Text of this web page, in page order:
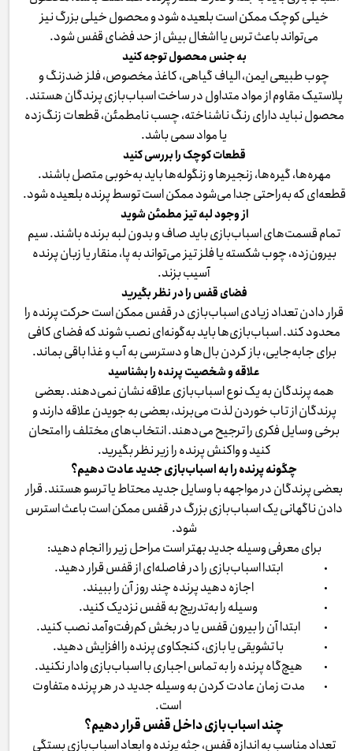
خیلی کوچک ممکن است بلعیده شود و محصول خیلی بزرگ نیز
می‌تواند باعث ترس یا اشغال بیش از حد فضای قفس شود.
به جنس محصول توجه کنید
چوب طبیعی ایمن، الیاف گیاهی، کاغذ مخصوص، فلز ضدزنگ و
پلاستیک مقاوم از مواد متداول در ساخت اسباب‌بازی پرندگان هستند.
محصول نباید دارای رنگ ناشناخته، چسب نامطمئن، قطعات زنگ‌زده
یا مواد سمی باشد.
قطعات کوچک را بررسی کنید
مهره‌ها، گیره‌ها، زنجیرها و زنگوله‌ها باید به‌خوبی متصل باشند.
قطعه‌ای که به‌راحتی جدا می‌شود ممکن است توسط پرنده بلعیده شود.
از وجود لبه تیز مطمئن شوید
تمام قسمت‌های اسباب‌بازی باید صاف و بدون لبه برنده باشند. سیم
بیرون‌زده، چوب شکسته یا فلز تیز می‌تواند به پا، منقار یا زبان پرنده
آسیب بزند.
فضای قفس را در نظر بگیرید
قرار دادن تعداد زیادی اسباب‌بازی در قفس ممکن است حرکت پرنده را
محدود کند. اسباب‌بازی‌ها باید به‌گونه‌ای نصب شوند که فضای کافی
برای جابه‌جایی، باز کردن بال‌ها و دسترسی به آب و غذا باقی بماند.
علاقه و شخصیت پرنده را بشناسید
همه پرندگان به یک نوع اسباب‌بازی علاقه نشان نمی‌دهند. بعضی
پرندگان از تاب خوردن لذت می‌برند، بعضی به جویدن علاقه دارند و
برخی وسایل فکری را ترجیح می‌دهند. انتخاب‌های مختلف را امتحان
کنید و واکنش پرنده را زیر نظر بگیرید.
چگونه پرنده را به اسباب‌بازی جدید عادت دهیم؟
بعضی پرندگان در مواجهه با وسایل جدید محتاط یا ترسو هستند. قرار
دادن ناگهانی یک اسباب‌بازی بزرگ در قفس ممکن است باعث استرس
شود.
برای معرفی وسیله جدید بهتر است مراحل زیر را انجام دهید:
ابتدا اسباب‌بازی را در فاصله‌ای از قفس قرار دهید.
اجازه دهید پرنده چند روز آن را ببیند.
وسیله را به‌تدریج به قفس نزدیک کنید.
ابتدا آن را بیرون قفس یا در بخش کم‌رفت‌وآمد نصب کنید.
با تشویقی یا بازی، کنجکاوی پرنده را افزایش دهید.
هیچ‌گاه پرنده را به تماس اجباری با اسباب‌بازی وادار نکنید.
مدت زمان عادت کردن به وسیله جدید در هر پرنده متفاوت
است.
چند اسباب‌بازی داخل قفس قرار دهیم؟
تعداد مناسب به اندازه قفس، جثه پرنده و ابعاد اسباب‌بازی بستگی